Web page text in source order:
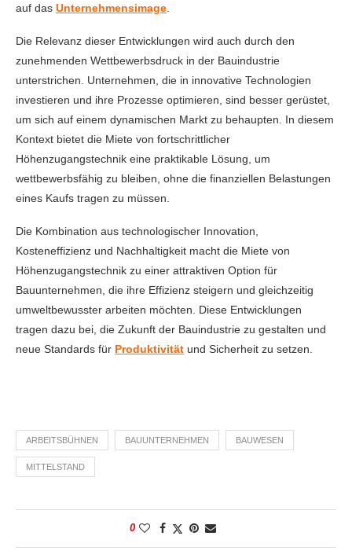
auf das Unternehmensimage
Die Relevanz dieser Entwicklungen wird auch durch den
zunehmenden Wettbewerbsdruck in der Bauindustrie
unterstrichen. Unternehmen, die in innovative Technologien
investieren und ihre Prozesse optimieren, sind besser gerüstet,
um sich auf einem dynamischen Markt zu behaupten. In diesem
Kontext bietet die Miete von fortschrittlicher
Höhenzugangstechnik eine praktikable Lösung, um
wettbewerbsfähig zu bleiben, ohne die finanziellen Belastungen
eines Kaufs tragen zu müssen.
Die Kombination aus technologischer Innovation,
Kosteneffizienz und Nachhaltigkeit macht die Miete von
Höhenzugangstechnik zu einer attraktiven Option für
Bauunternehmen, die ihre Effizienz steigern und gleichzeitig
umweltbewusster arbeiten möchten. Diese Entwicklungen
tragen dazu bei, die Zukunft der Bauindustrie zu gestalten und
neue Standards für Produktivität und Sicherheit zu setzen.
ARBEITSBÜHNEN BAUUNTERNEHMEN BAUWESEN
MITTELSTAND
0